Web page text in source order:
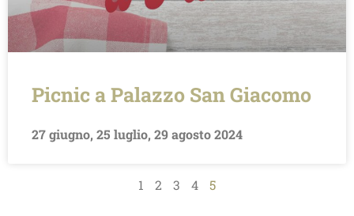
Picnic a Palazzo San Giacomo
27 giugno, 25 luglio, 29 agosto 2024
1 2 3 4 5